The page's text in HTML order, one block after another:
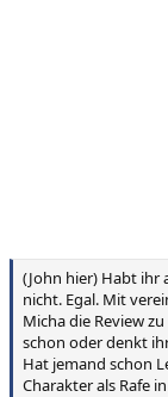
(John hier) Habt ihr
nicht. Egal. Mit
Micha die Review
schon oder denkt
Hat jemand schon
Charakter als Rafe